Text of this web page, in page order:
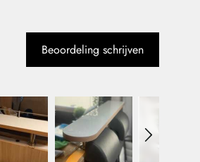
Beoordeling schrijven